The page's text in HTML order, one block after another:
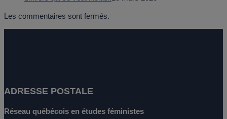
Les commentaires sont fermés.
ADRESSE POSTALE
Réseau québécois en études féministes